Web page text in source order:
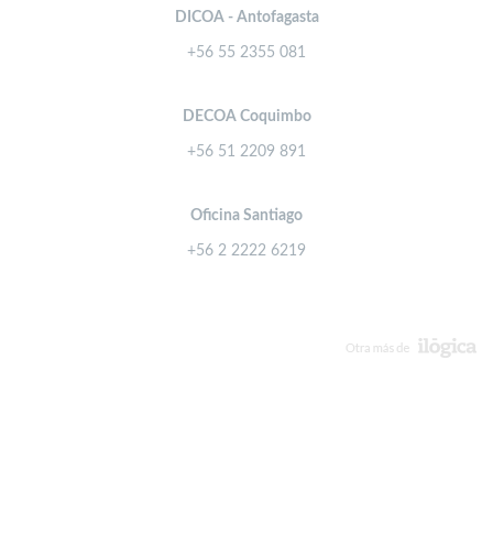
DICOA - Antofagasta
+56 55 2355 081
DECOA Coquimbo
+56 51 2209 891
Oficina Santiago
+56 2 2222 6219